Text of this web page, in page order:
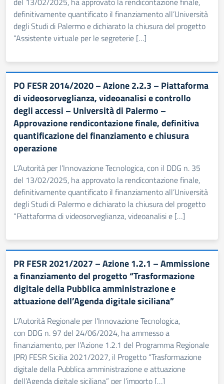
definitivamente quantificato il finanziamento all’Università
degli Studi di Palermo e dichiarato la chiusura del progetto
“Assistente virtuale per le segreterie […]
PO FESR 2014/2020 – Azione 2.2.3 – Piattaforma
di videosorveglianza, videoanalisi e controllo
degli accessi – Università di Palermo –
Approvazione rendicontazione finale, definitiva
quantificazione del finanziamento e chiusura
operazione
L’Autorità per l’Innovazione Tecnologica, con il DDG n. 35
del 13/02/2025, ha approvato la rendicontazione finale,
definitivamente quantificato il finanziamento all’Università
degli Studi di Palermo e dichiarato la chiusura del progetto
“Piattaforma di videosorveglianza, videoanalisi e […]
PR FESR 2021/2027 – Azione 1.2.1 – Ammissione
a finanziamento del progetto “Trasformazione
digitale della Pubblica amministrazione e
attuazione dell’Agenda digitale siciliana”
L’Autorità Regionale per l’Innovazione Tecnologica,
con DDG n. 97 del 24/06/2024, ha ammesso a
finanziamento, per l’Azione 1.2.1 del Programma Regionale
(PR) FESR Sicilia 2021/2027, il Progetto “Trasformazione
digitale della Pubblica amministrazione e attuazione
dell’Agenda digitale siciliana” per l’importo […]